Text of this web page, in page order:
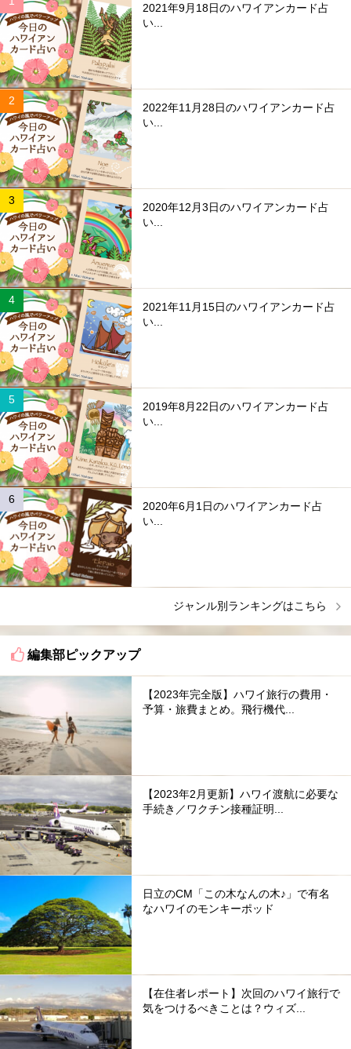
2021年9月18日のハワイアンカード占
い...
2022年11月28日のハワイアンカード占
い...
2020年12月3日のハワイアンカード占
い...
2021年11月15日のハワイアンカード占
い...
2019年8月22日のハワイアンカード占
い...
2020年6月1日のハワイアンカード占
い...
ジャンル別ランキングはこちら
編集部ピックアップ
【2023年完全版】ハワイ旅行の費用・
予算・旅費まとめ。飛行機代...
【2023年2月更新】ハワイ渡航に必要な
手続き／ワクチン接種証明...
日立のCM「この木なんの木♪」で有名
なハワイのモンキーポッド
【在住者レポート】次回のハワイ旅行で
気をつけるべきことは？ウィズ...